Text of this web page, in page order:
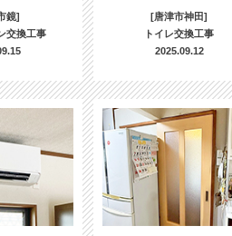
鏡]
交換工事
[唐津市神田]
トイレ交換工事
2025.09.12